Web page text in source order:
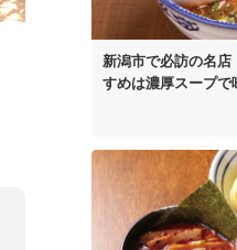
新潟市で必訪の名店
すめは濃厚スープで